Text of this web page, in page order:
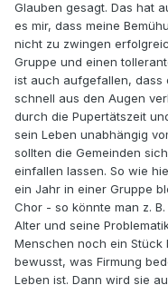
Glauben gesagt. Das hat
es mir, dass meine
nicht zu zwingen
Gruppe und einen
ist auch aufgefallen, dass
schnell aus den Augen
durch die Pupertätszeit
sein Leben unabhängig
sollten die Gemeinden
einfallen lassen. So wie
ein Jahr in einer Gruppe
Chor - so könnte man z.
Alter und seine
Menschen noch ein Stück
bewusst, was Firmung
Leben ist. Dann wird sie